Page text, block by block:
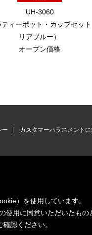
UH-3060
ィーポット・カップセッ
リアブルー）
オープン価格
ー カスタマーハラスメント
）を使用しています。
用に同意いただいたもの
確認ください。